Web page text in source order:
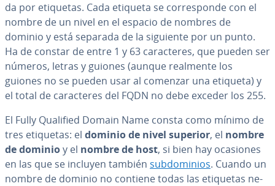
da por etiquetas. Cada etiqueta se co­rre­s­po­n­de con el
nombre de un nivel en el espacio de nombres de
dominio y está separada de la siguiente por un punto.
Ha de constar de entre 1 y 63 ca­ra­c­te­res, que pueden ser
números, letras y guiones (aunque realmente los
guiones no se pueden usar al comenzar una etiqueta) y
el total de ca­ra­c­te­res del FQDN no debe exceder los 255.
El Fully Qualified Domain Name consta como mínimo de
tres etiquetas: el dominio de nivel superior, el nombre
de dominioy el nombre de host, si bien hay ocasiones
en las que se incluyen también su­b­do­mi­nios. Cuando un
nombre de dominio no contiene todas las etiquetas ne­